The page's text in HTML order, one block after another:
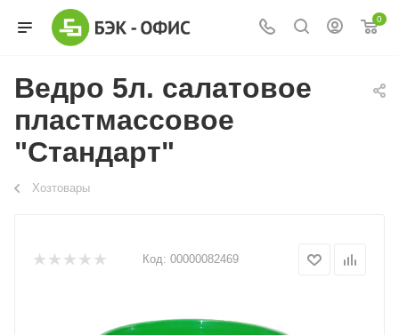
0
Ведро 5л. салатовое
пластмассовое
"Стандарт"
Хозтовары
Код: 00000082469